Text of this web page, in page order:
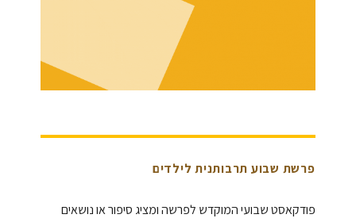
פרשת שבוע תרבותנית לילדים
פודקאסט שבועי המוקדש לפרשה ומציג סיפור או נושאים